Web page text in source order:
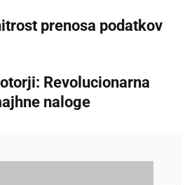
prenosa podatkov
Revolucionarna
naloge